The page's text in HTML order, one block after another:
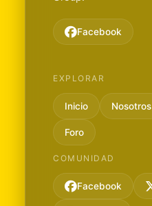
Facebook
EXPLORAR
Inicio Nosotros
Foro
COMUNIDAD
Facebook